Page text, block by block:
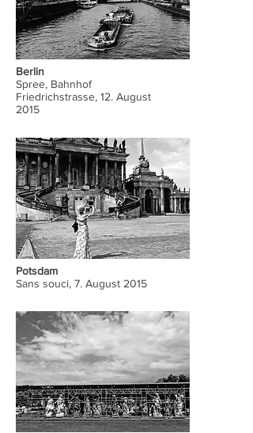
Berlin
Spree, Bahnhof
Friedrichstrasse, 12. August
2015
Potsdam
Sans souci, 7. August 2015